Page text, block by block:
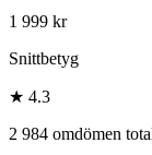
1 999 kr
Snittbetyg
★ 4.3
2 984 omdömen